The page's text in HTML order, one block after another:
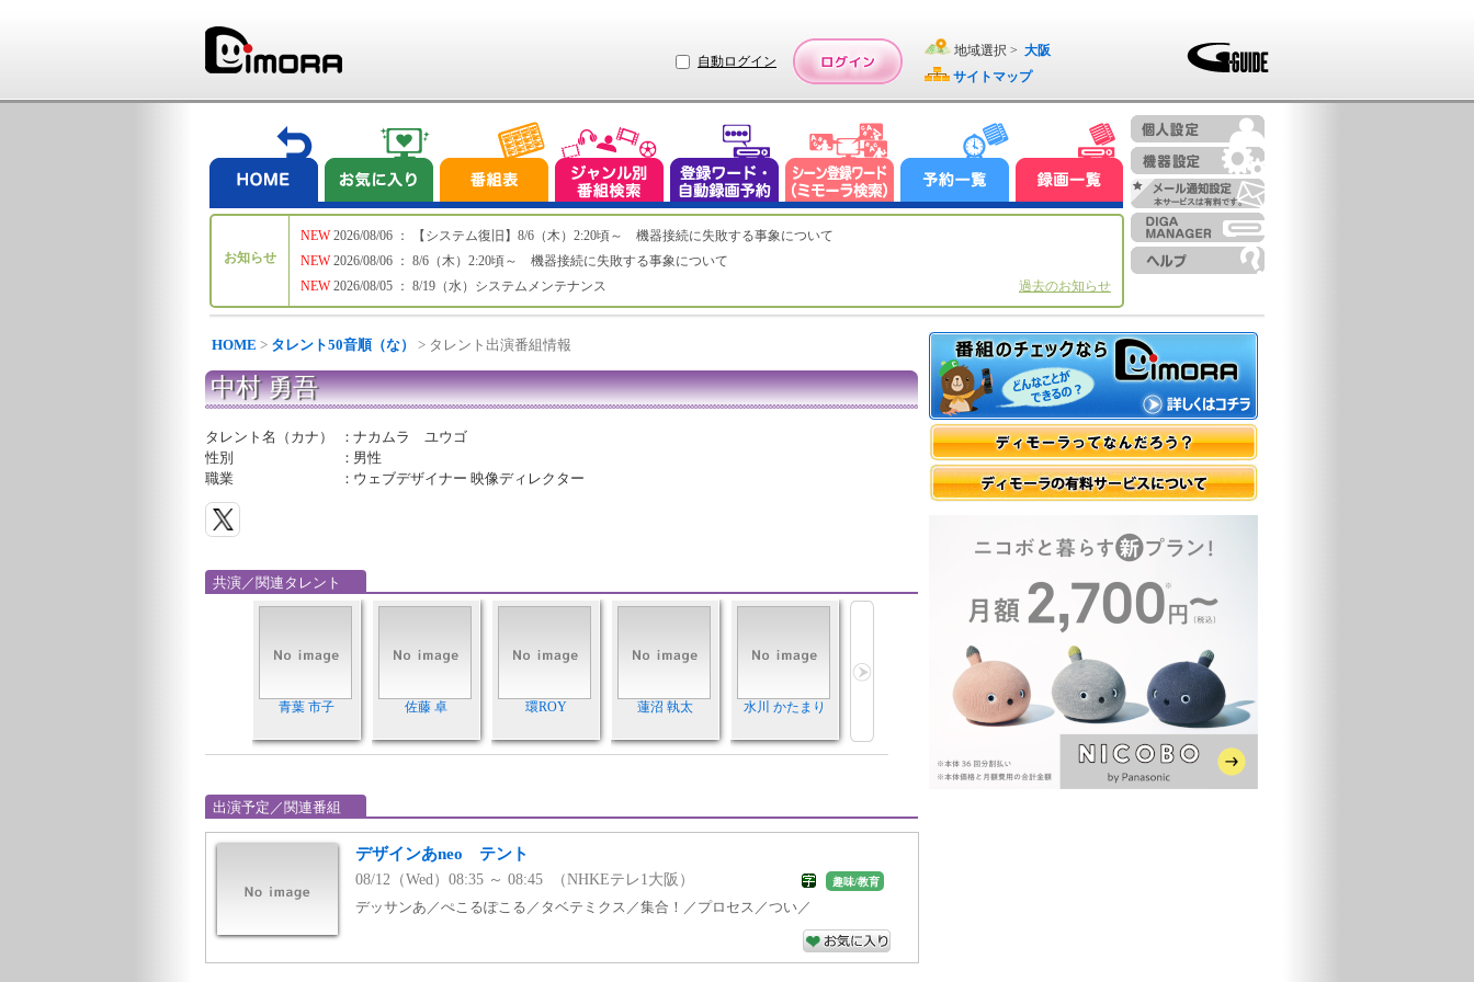
自動ログイン
地域選択 > 大阪
サイトマップ
お知らせ
NEW
NEW
NEW
2026/08/06 ： 【システム復旧】8/6（木）2:20頃～ 機器接続に失敗する事象について
2026/08/06 ： 8/6（木）2:20頃～ 機器接続に失敗する事象について
2026/08/05 ： 8/19（水）システムメンテナンス
過去のお知らせ
HOME > タレント50音順（な） > タレント出演番組情報
中村 勇吾
タレント名（カナ） ：ナカムラ ユウゴ
性別
： 男性
職業
： ウェブデザイナー 映像ディレクター
共演／関連タレント
青葉 市子 佐藤 卓 環ROY 蓮沼 執太 水川 かたまり
出演予定／関連番組
デザインあneo テント
08/12（Wed）08:35 ～ 08:45 （NHKEテレ1大阪） 趣味/教育
デッサンあ／ぺこるぽこる／タベテミクス／集合！／プロセス／つい／